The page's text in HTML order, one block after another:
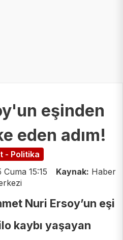
eşinden
eden adım!
- Politika
Cuma 15:15 Kaynak: Haber
Nuri Ersoy’un eşi
kaybı yaşayan